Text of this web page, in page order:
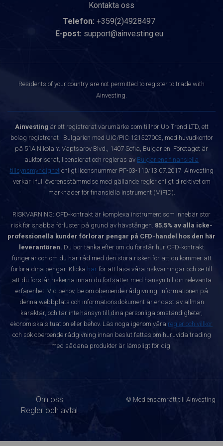
Kontakta oss
Telefon: +359(2)4928497
E-post: support@ainvesting.eu
Residents of your country are not permitted to register to trade with
Ainvesting.
Ainvesting är ett registrerat varumärke som tillhör Up Trend LTD, ett
bolag registrerat i Bulgarien med UIC/PIC 121527003, med huvudkontor
på 51A Nikola Y. Vaptsarov Blvd., 1407 Sofia, Bulgarien. Företaget är
auktoriserat, licensierat och regleras av Bulgariens finansiella
tillsynsmyndighetenligt licensnummer РГ-03-110/13.07.2017. Ainvesting
verkar i full överensstämmelse med gällande regler enligt direktivet om
marknader för finansiella instrument (MiFID).
RISKVARNING: CFD-kontrakt är komplexa instrument som innebär stor
risk för snabba förluster på grund av hävstången. 85.5% av alla icke-
professionella kunder förlorar pengar på CFD-handel hos den här
leverantören. Du bör tänka efter om du förstår hur CFD-kontrakt
fungerar och om du har råd med den stora risken för att du kommer att
förlora dina pengar. Klicka här för att läsa våra riskvarningar och se till
att du förstår riskerna innan du fortsätter med hänsyn till din relevanta
erfarenhet. Vid behov, be om oberoende rådgivning. Informationen på
denna webbplats och informationsdokument är endast av allmän
karaktär, och tar inte hänsyn till dina personliga omständigheter,
ekonomiska situation eller behov. Läs noga igenom våra regler och villkor
och sök oberoende rådgivning innan beslut fattas om huruvida trading
med sådana produkter är lämpligt för dig.
Om oss
Regler och avtal
© Med ensamrätt till Ainvesting